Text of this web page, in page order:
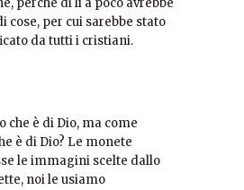
perché di lì a poco avrebbe
cose, per cui sarebbe stato
da tutti i cristiani.
che è di Dio, ma come
è di Dio? Le monete
le immagini scelte dallo
noi le usiamo